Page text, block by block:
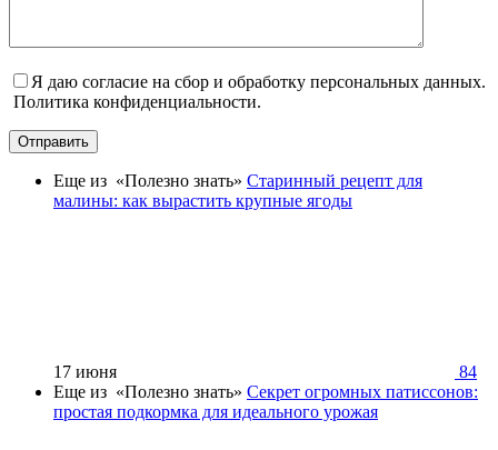
Я даю согласие на сбор и обработку персональных данных.
Политика конфиденциальности.
Отправить
Еще из «Полезно знать» Старинный рецепт для
малины: как вырастить крупные ягоды
17 июня
84
Еще из «Полезно знать» Секрет огромных патиссонов:
простая подкормка для идеального урожая